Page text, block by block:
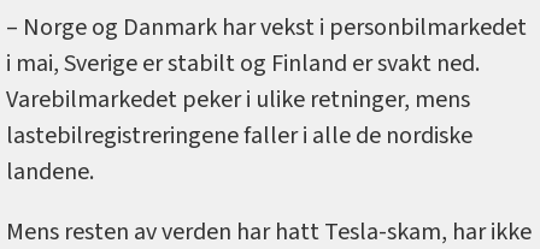
– Norge og Danmark har vekst i personbilmarkedet
i mai, Sverige er stabilt og Finland er svakt ned.
Varebilmarkedet peker i ulike retninger, mens
lastebilregistreringene faller i alle de nordiske
landene.
Mens resten av verden har hatt Tesla-skam, har ikke